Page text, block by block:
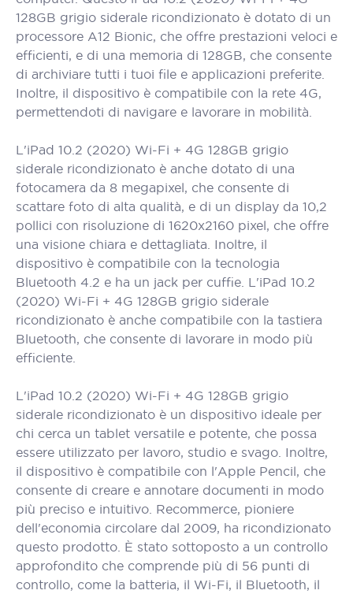
128GB grigio siderale ricondizionato è dotato di un
processore A12 Bionic, che offre prestazioni veloci e
efficienti, e di una memoria di 128GB, che consente
di archiviare tutti i tuoi file e applicazioni preferite.
Inoltre, il dispositivo è compatibile con la rete 4G,
permettendoti di navigare e lavorare in mobilità.
L'iPad 10.2 (2020) Wi-Fi + 4G 128GB grigio
siderale ricondizionato è anche dotato di una
fotocamera da 8 megapixel, che consente di
scattare foto di alta qualità, e di un display da 10,2
pollici con risoluzione di 1620x2160 pixel, che offre
una visione chiara e dettagliata. Inoltre, il
dispositivo è compatibile con la tecnologia
Bluetooth 4.2 e ha un jack per cuffie. L'iPad 10.2
(2020) Wi-Fi + 4G 128GB grigio siderale
ricondizionato è anche compatibile con la tastiera
Bluetooth, che consente di lavorare in modo più
efficiente.
L'iPad 10.2 (2020) Wi-Fi + 4G 128GB grigio
siderale ricondizionato è un dispositivo ideale per
chi cerca un tablet versatile e potente, che possa
essere utilizzato per lavoro, studio e svago. Inoltre,
il dispositivo è compatibile con l'Apple Pencil, che
consente di creare e annotare documenti in modo
più preciso e intuitivo. Recommerce, pioniere
dell'economia circolare dal 2009, ha ricondizionato
questo prodotto. È stato sottoposto a un controllo
approfondito che comprende più di 56 punti di
controllo, come la batteria, il Wi-Fi, il Bluetooth, il